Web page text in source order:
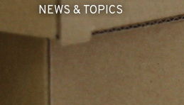
NEWS & TOPICS